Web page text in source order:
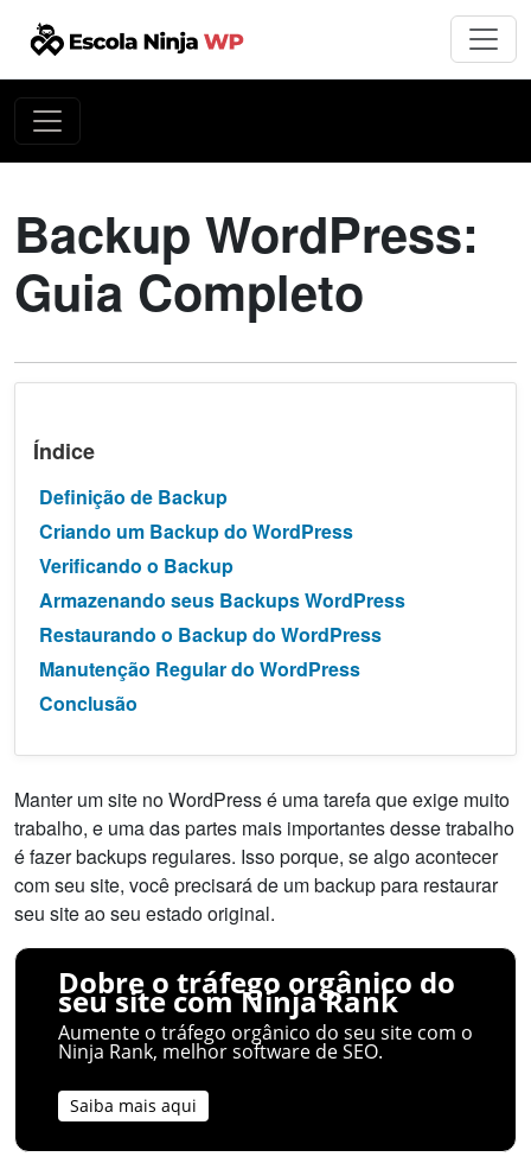
Backup WordPress:
Guia Completo
Índice
Definição de Backup
Criando um Backup do WordPress
Verificando o Backup
Armazenando seus Backups WordPress
Restaurando o Backup do WordPress
Manutenção Regular do WordPress
Conclusão
Manter um site no WordPress é uma tarefa que exige muito
trabalho, e uma das partes mais importantes desse trabalho
é fazer backups regulares. Isso porque, se algo acontecer
com seu site, você precisará de um backup para restaurar
seu site ao seu estado original.
Dobre o tráfego orgânico do
seu site com Ninja Rank
Aumente o tráfego orgânico do seu site com o
Ninja Rank, melhor software de SEO.
Saiba mais aqui